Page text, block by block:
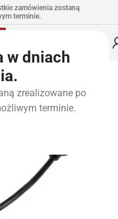
w dniach
zrealizowane po
terminie.
zamówienia zostaną
terminie.